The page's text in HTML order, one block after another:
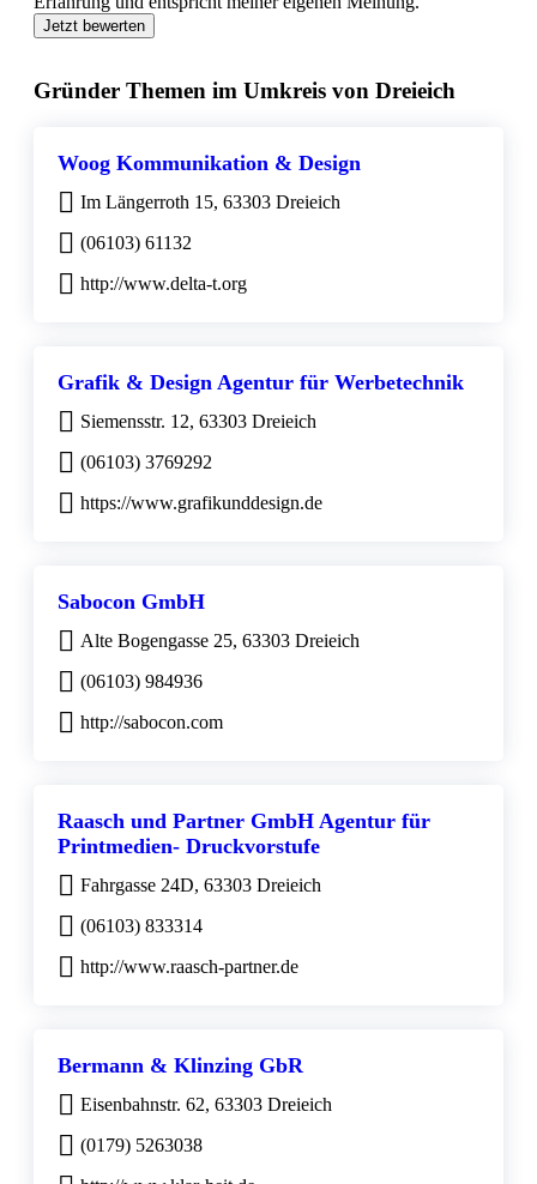
Jetzt bewerten
Gründer Themen im Umkreis von Dreieich
Woog Kommunikation & Design
Im Längerroth 15, 63303 Dreieich
(06103) 61132
http://www.delta-t.org
Grafik & Design Agentur für Werbetechnik
Siemensstr. 12, 63303 Dreieich
(06103) 3769292
https://www.grafikunddesign.de
Sabocon GmbH
Alte Bogengasse 25, 63303 Dreieich
(06103) 984936
http://sabocon.com
Raasch und Partner GmbH Agentur für
Printmedien- Druckvorstufe
Fahrgasse 24D, 63303 Dreieich
(06103) 833314
http://www.raasch-partner.de
Bermann & Klinzing GbR
Eisenbahnstr. 62, 63303 Dreieich
(0179) 5263038